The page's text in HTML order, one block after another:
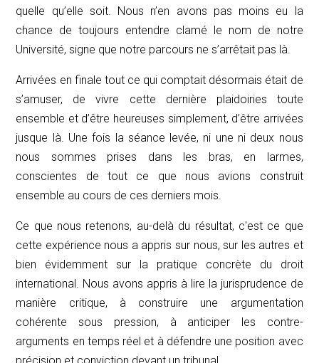
quelle qu’elle soit. Nous n’en avons pas moins eu la
chance de toujours entendre clamé le nom de notre
Université, signe que notre parcours ne s’arrêtait pas là.
Arrivées en finale tout ce qui comptait désormais était de
s’amuser, de vivre cette dernière plaidoiries toute
ensemble et d’être heureuses simplement, d’être arrivées
jusque là. Une fois la séance levée, ni une ni deux nous
nous sommes prises dans les bras, en larmes,
conscientes de tout ce que nous avions construit
ensemble au cours de ces derniers mois.
Ce que nous retenons, au-delà du résultat, c'est ce que
cette expérience nous a appris sur nous, sur les autres et
bien évidemment sur la pratique concrète du droit
international. Nous avons appris à lire la jurisprudence de
manière critique, à construire une argumentation
cohérente sous pression, à anticiper les contre-
arguments en temps réel et à défendre une position avec